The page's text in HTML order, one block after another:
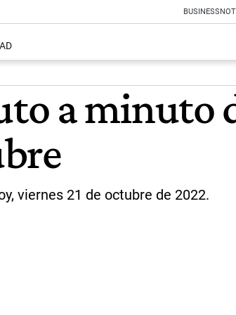
BUSINESS
a minuto
viernes 21 de octubre de 2022.